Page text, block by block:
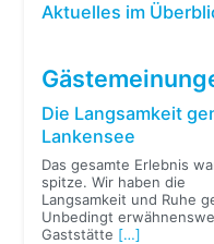
Aktuelles im
Die Langsamkeit
Lankensee
Das gesamte Erlebnis
spitze. Wir haben die
Langsamkeit und Ruhe
Unbedingt
Gaststätte […]